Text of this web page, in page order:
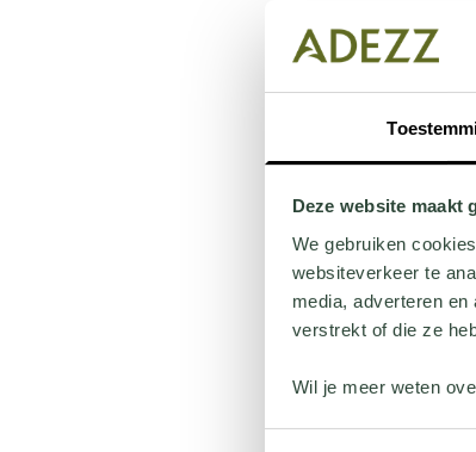
Deze website maakt
We gebruiken
websiteverkeer te
media, adverteren
verstrekt of die ze
Wil je meer weten